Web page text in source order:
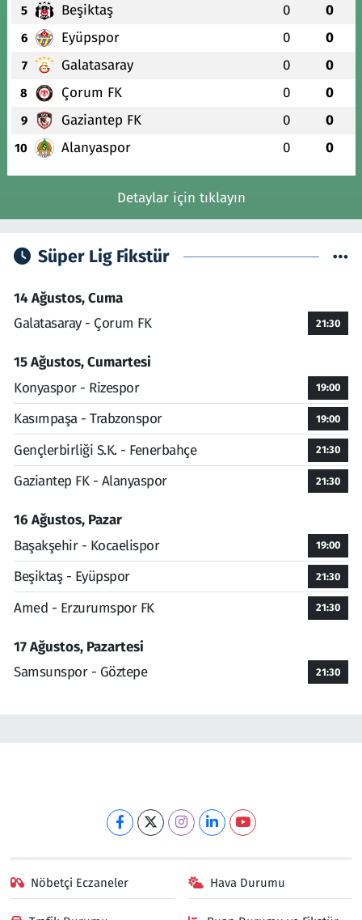
5 Beşiktaş 0 0
6 Eyüpspor 0 0
7 Galatasaray 0 0
8 Çorum FK 0 0
9 Gaziantep FK 0 0
10 Alanyaspor 0 0
Detaylar için tıklayın
Süper Lig Fikstür
14 Ağustos, Cuma
Galatasaray - Çorum FK
21:30
15 Ağustos, Cumartesi
Konyaspor - Rizespor
19:00
Kasımpaşa - Trabzonspor 19:00
Gençlerbirliği S.K. - Fenerbahçe 21:30
Gaziantep FK - Alanyaspor 21:30
16 Ağustos, Pazar
Başakşehir - Kocaelispor
19:00
Beşiktaş - Eyüpspor 21:30
Amed - Erzurumspor FK 21:30
17 Ağustos, Pazartesi
Samsunspor - Göztepe
21:30
Nöbetçi Eczaneler Hava Durumu